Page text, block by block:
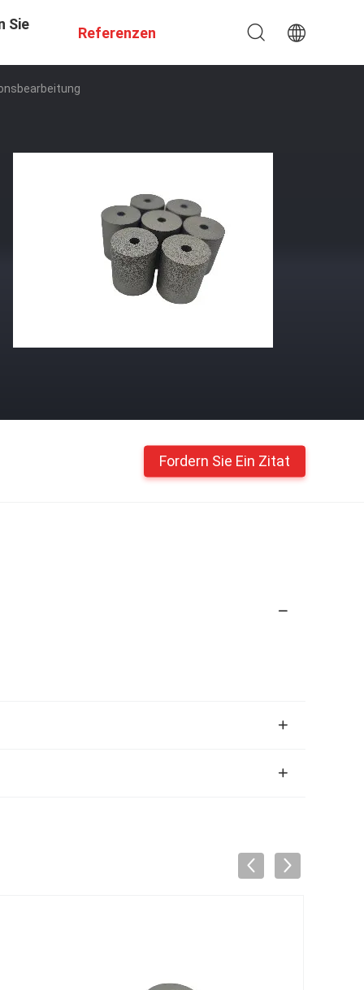
Sie
Referenzen
Fordern Sie Ein Zitat